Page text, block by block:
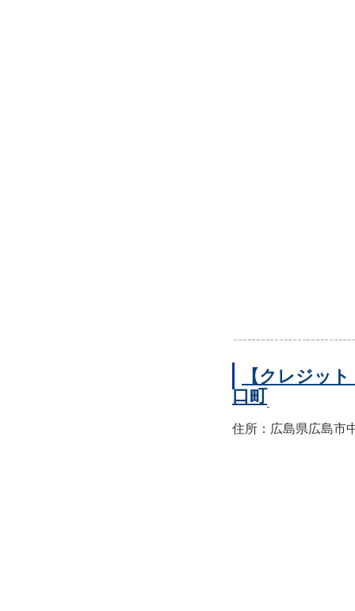
【クレジッ
口町
住所：広島県広島市